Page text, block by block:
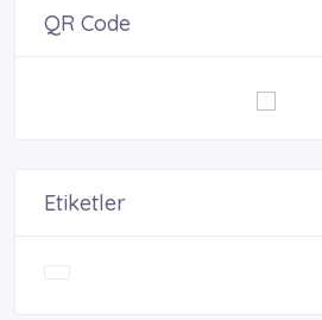
QR Code
Etiketler